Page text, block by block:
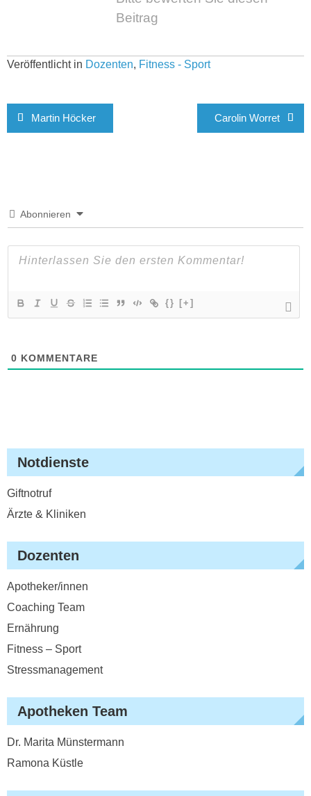
Beitrag
Veröffentlicht in Dozenten, Fitness - Sport
Beitragsnavigation
Martin Höcker Carolin Worret
Abonnieren
{} [+]
0 KOMMENTARE
Notdienste
Giftnotruf
Ärzte & Kliniken
Dozenten
Apotheker/innen
Coaching Team
Ernährung
Fitness – Sport
Stressmanagement
Apotheken Team
Dr. Marita Münstermann
Ramona Küstle